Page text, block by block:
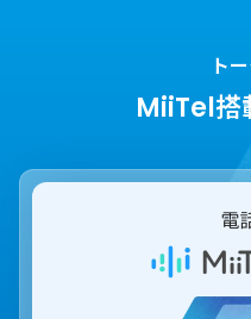
ト
MiiTel搭